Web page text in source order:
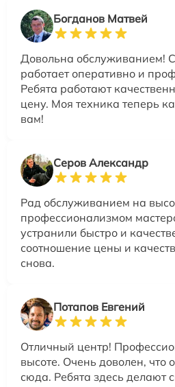
Богданов Матвей
Довольна обслуживанием!
работает оперативно и
Ребята работают
цену. Моя техника теперь
вам!
Серов Александр
Рад обслуживанием на
профессионализмом
устранили быстро и
соотношение цены и
снова.
Потапов Евгений
Отличный центр!
высоте. Очень доволен, что
сюда. Ребята здесь делают